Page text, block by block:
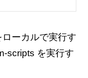
ーカルで実行す
scripts を実行す